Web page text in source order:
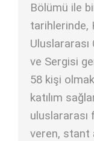
Bölümü ile
tarihlerinde,
ve Sergisi
58 kişi
katılım
uluslararası
veren, stant